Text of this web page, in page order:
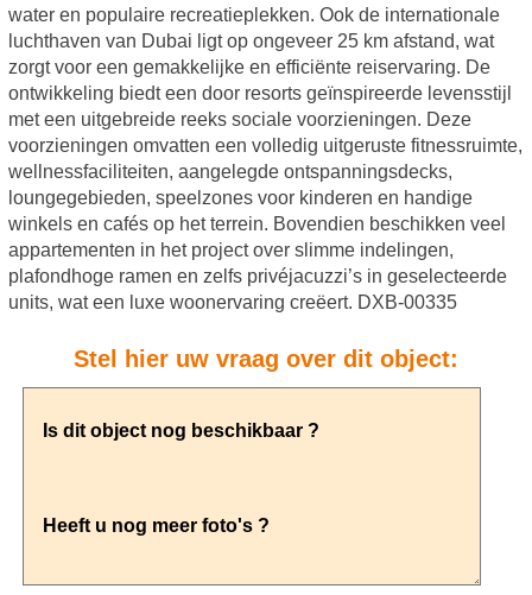
water en populaire recreatieplekken. Ook de internationale
luchthaven van Dubai ligt op ongeveer 25 km afstand, wat
zorgt voor een gemakkelijke en efficiënte reiservaring. De
ontwikkeling biedt een door resorts geïnspireerde levensstijl
met een uitgebreide reeks sociale voorzieningen. Deze
voorzieningen omvatten een volledig uitgeruste fitnessruimte,
wellnessfaciliteiten, aangelegde ontspanningsdecks,
loungegebieden, speelzones voor kinderen en handige
winkels en cafés op het terrein. Bovendien beschikken veel
appartementen in het project over slimme indelingen,
plafondhoge ramen en zelfs privéjacuzzi’s in geselecteerde
units, wat een luxe woonervaring creëert. DXB-00335
Stel hier uw vraag over dit object: